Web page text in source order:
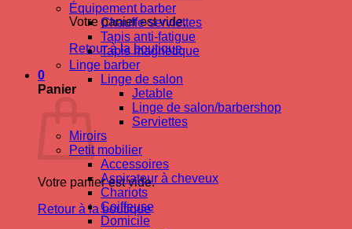
Votre panier est vide.
Retour à la boutique
0
Panier
Votre panier est vide.
Retour à la boutique
Équipement barber
Chauffe-serviettes
Tapis anti-fatigue
Tapis magnetique
Linge barber
Linge de salon
Jetable
Linge de salon/barbershop
Serviettes
Miroirs
Petit mobilier
Accessoires
Aspirateur à cheveux
Chariots
Coiffeuse
Domicile